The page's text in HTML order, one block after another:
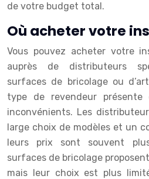
de votre budget total.
Où acheter votre
Vous pouvez acheter votre
auprès de distributeurs
surfaces de bricolage ou
type de revendeur
inconvénients. Les
large choix de modèles et un
leurs prix sont souvent
surfaces de bricolage
mais leur choix est plus